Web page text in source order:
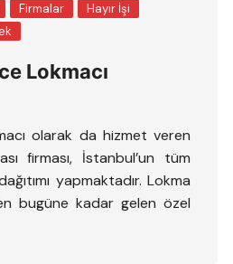
Firmalar
Hayır İşi
Lokmacı
olarak da hizmet veren
firması, İstanbul’un tüm
yapmaktadır. Lokma
bugüne kadar gelen özel